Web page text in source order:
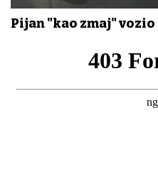
Pijan "kao zmaj"